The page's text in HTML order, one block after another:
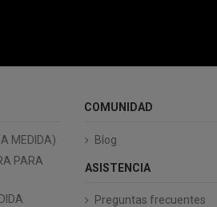
MEDIDA)
PARA
COMUNIDAD
Blog
ASISTENCIA
Preguntas frecuentes